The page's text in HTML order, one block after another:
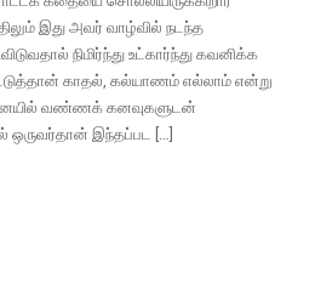
இது அவர் வாழ்வில் நடந்த
நிமிர்ந்து உட்கார்ந்து கவனிக்க
காதல், கல்யாணம் எல்லாம் என்று
வண்ணக் கனவுகளுடன்
ஒருவர்தான் இந்தப்பட […]